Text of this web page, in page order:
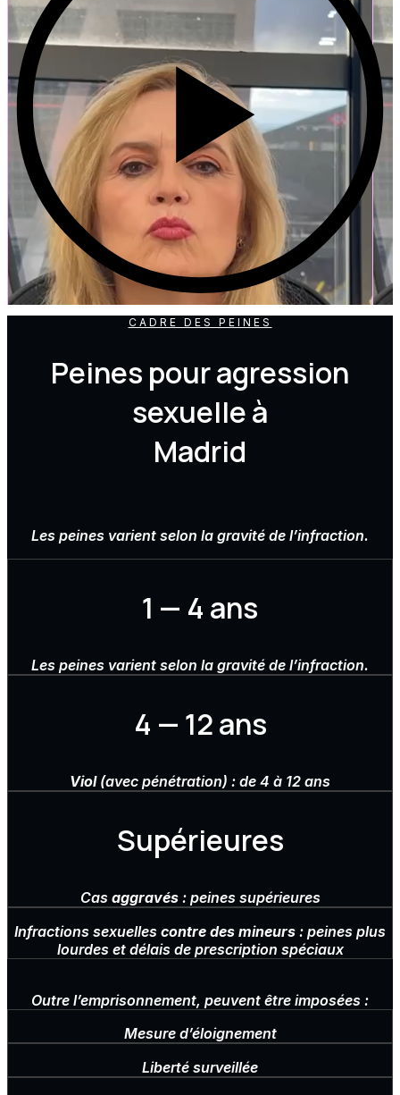
CADRE DES PEINES
Peines pour agression
sexuelle à
Madrid
Les peines varient selon la gravité de l’infraction.
1 — 4 ans
Les peines varient selon la gravité de l’infraction.
4 — 12 ans
Viol(avec pénétration) : de 4 à 12 ans
Supérieures
Cas aggravés: peines supérieures
Infractions sexuelles contre des mineurs : peines plus
lourdes et délais de prescription spéciaux
Outre l’emprisonnement, peuvent être imposées :
Mesure d’éloignement
Liberté surveillée